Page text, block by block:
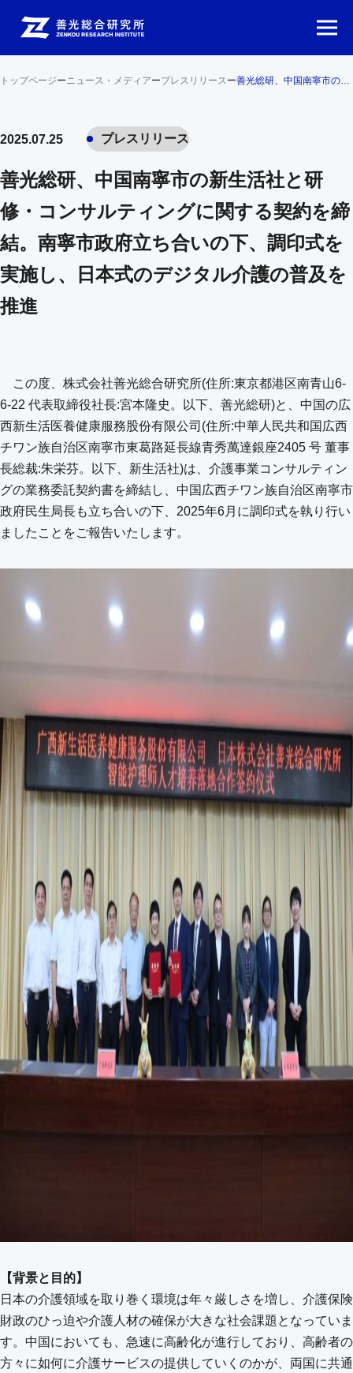
トップページーニュース・メディアープレスリリースー 善光総研、中国南寧市の新生活社と研修・コンサルティングに関する契約を締結。南寧市政府立ち合いの下、調印式を実施し、日本式のデジタル介護の普及を推進
2025.07.25 プレスリリース
善光総研、中国南寧市の新生活社と研
修・コンサルティングに関する契約を締
結。南寧市政府立ち合いの下、調印式を
実施し、日本式のデジタル介護の普及を
推進
この度、株式会社善光総合研究所(住所:東京都港区南青山6-
6-22 代表取締役社長:宮本隆史。以下、善光総研)と、中国の広
西新生活医養健康服務股份有限公司(住所:中華人民共和国広西
チワン族自治区南寧市東葛路延⾧線青秀萬達銀座2405 号 董事
⾧総裁:朱栄芬。以下、新生活社)は、介護事業コンサルティン
グの業務委託契約書を締結し、中国広西チワン族自治区南寧市
政府民生局長も立ち合いの下、2025年6月に調印式を執り行い
ましたことをご報告いたします。
【背景と目的】
日本の介護領域を取り巻く環境は年々厳しさを増し、介護保険
財政のひっ迫や介護人材の確保が大きな社会課題となっていま
す。中国においても、急速に高齢化が進行しており、高齢者の
方々に如何に介護サービスの提供していくのかが、両国に共通